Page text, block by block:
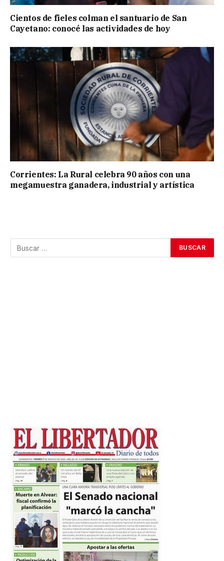
Cientos de fieles colman el santuario de San
Cayetano: conocé las actividades de hoy
Corrientes: La Rural celebra 90 años con una
megamuestra ganadera, industrial y artística